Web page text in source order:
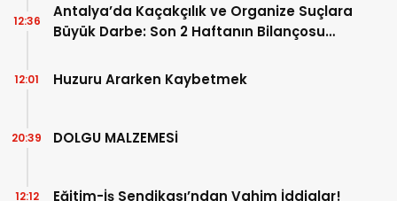
Antalya’da Kaçakçılık ve Organize Suçlara
Büyük Darbe: Son 2 Haftanın Bilançosu
12:36
Huzuru Ararken Kaybetmek
12:01
DOLGU MALZEMESİ
20:39
Eğitim-İş Sendikası’ndan Vahim İddialar!
12:12